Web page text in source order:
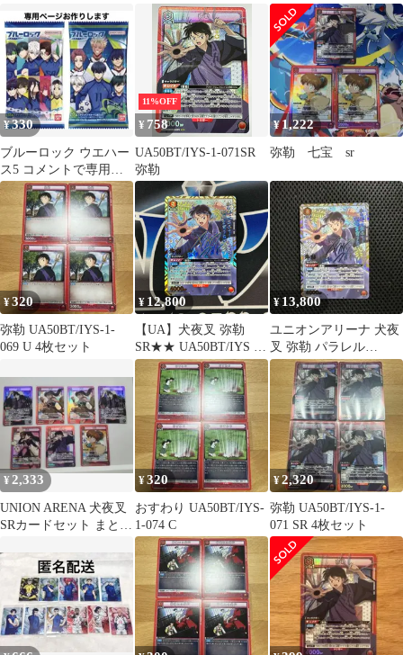
071[SR]：(キラ)弥勒
枚 セット
¥330
ブルーロック ウエハー
ス5 コメントで専用ペ
ージお作りします
11%OFF
¥ 758
UA50BT/IYS-1-071SR
弥勒
¥ 1,222
弥勒 七宝 sr
¥320
弥勒 UA50BT/IYS-1-
069 U 4枚セット
¥ 12,800
【UA】犬夜叉 弥勒
SR★★ UA50BT/IYS 1-
071
¥ 13,800
ユニオンアリーナ 犬夜
叉 弥勒 パラレル
SR★★
¥ 2,333
UNION ARENA 犬夜叉
SRカードセット まとめ
¥320
おすわり UA50BT/IYS-
1-074 C
¥2,320
弥勒 UA50BT/IYS-1-
071 SR 4枚セット